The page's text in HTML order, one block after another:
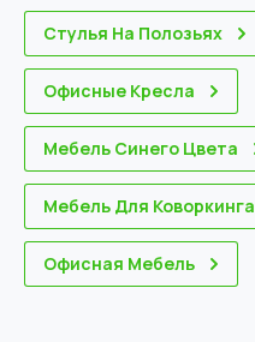
Стулья На Полозьях
Офисные Кресла
Мебель Синего Цвета
Мебель Для Коворкинга
Офисная Мебель